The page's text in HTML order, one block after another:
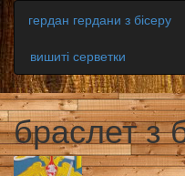
гердан гердани з бісеру
вишиті серветки
браслет з